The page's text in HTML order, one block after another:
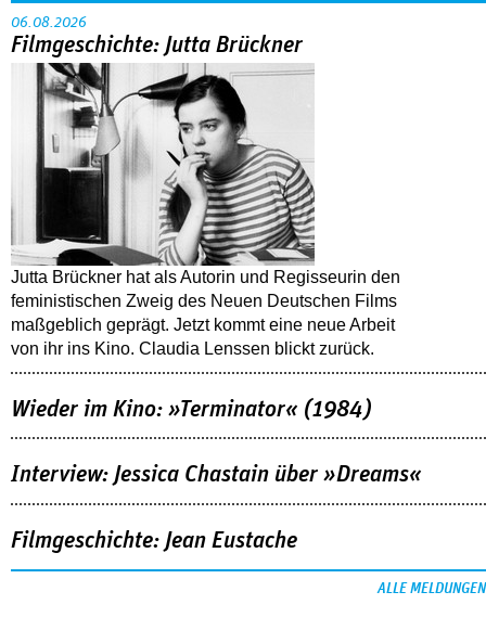
06.08.2026
Filmgeschichte: Jutta Brückner
Jutta Brückner hat als Autorin und Regisseurin den
feministischen Zweig des Neuen Deutschen Films
maßgeblich geprägt. Jetzt kommt eine neue Arbeit
von ihr ins Kino. Claudia Lenssen blickt zurück.
Wieder im Kino: »Terminator« (1984)
Interview: Jessica Chastain über »Dreams«
Filmgeschichte: Jean Eustache
ALLE MELDUNGEN